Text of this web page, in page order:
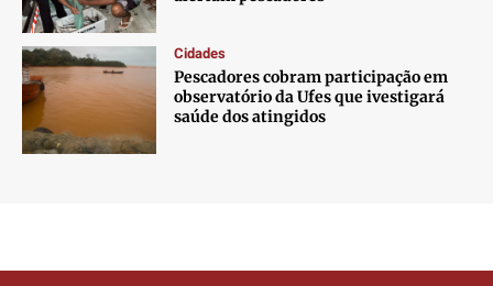
Cidades
Pescadores cobram participação em
observatório da Ufes que ivestigará
saúde dos atingidos